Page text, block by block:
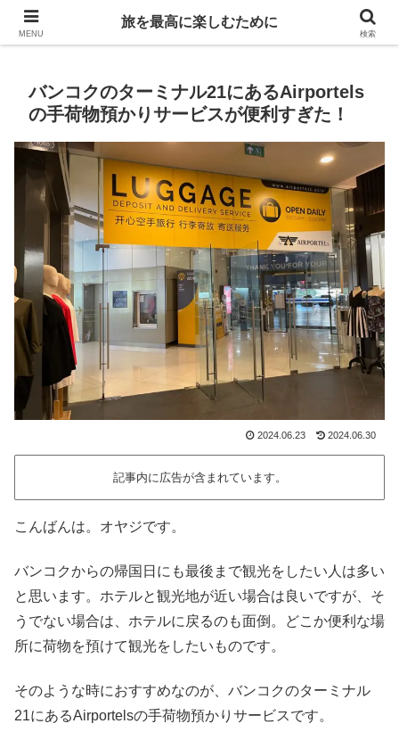
Life is travelling
バンコクのターミナル21にあるAirportels
の手荷物預かりサービスが便利すぎた！
2024.06.23 2024.06.30
記事内に広告が含まれています。
こんばんは。オヤジです。
バンコクからの帰国日にも最後まで観光をしたい人は多い
と思います。ホテルと観光地が近い場合は良いですが、そ
うでない場合は、ホテルに戻るのも面倒。どこか便利な場
所に荷物を預けて観光をしたいものです。
そのような時におすすめなのが、バンコクのターミナル
21にあるAirportelsの手荷物預かりサービスです。
MENU
旅を最高に楽しむために
検索